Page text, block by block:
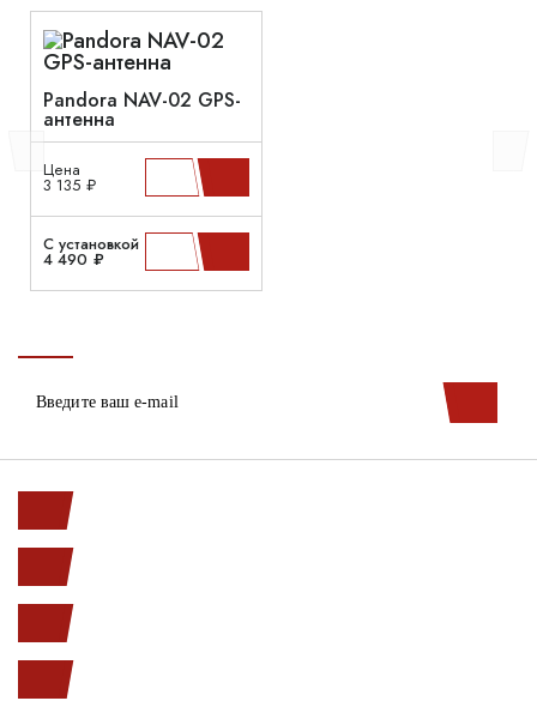
Pandora NAV-02 GPS-
антенна
Цена
3 135 ₽
С установкой
4 490 ₽